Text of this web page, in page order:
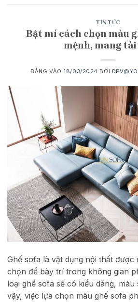
TIN TỨC
Bật mí cách chọn màu
mệnh, mang tài
ĐĂNG VÀO 18/03/2024 BỞI
Ghế sofa là vật dụng nội thất được
chọn để bày trí trong không gian
loại ghế sofa sẽ có kiểu dáng,
vậy, việc lựa chọn màu ghế sofa